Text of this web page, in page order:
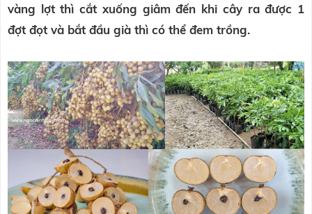
vàng lợt thì cắt xuống giâm đến khi cây ra được 1
đợt đọt và bắt đầu già thì có thể đem trồng.